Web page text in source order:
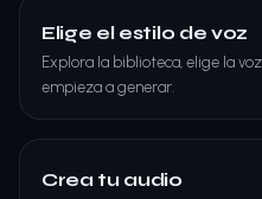
Elige el estilo de voz
Explora la biblioteca, elige la
empieza a generar.
Crea tu audio